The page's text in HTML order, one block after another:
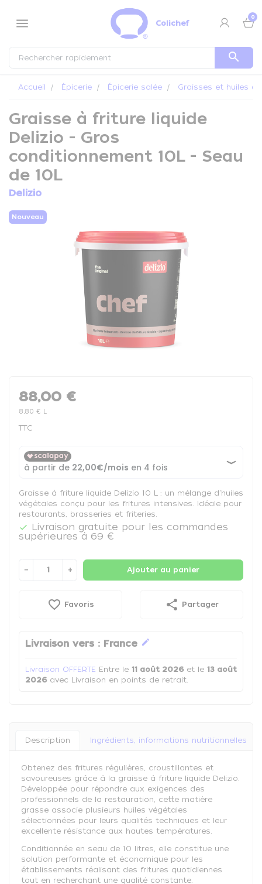
menu Colichef
0
search
Accueil Épicerie Épicerie salée Graisses et huiles
Graisse à friture liquide
Delizio - Gros
conditionnement 10L - Seau
de 10L
Delizio
Nouveau
88,00 €
8,80 € L
TTC
Graisse à friture liquide Delizio 10 L : un mélange d'huiles
végétales conçu pour les fritures intensives. Idéale pour
restaurants, brasseries et friteries.

Livraison gratuite pour les commandes
supérieures à 69 €
− + Ajouter au panier
favorite_border Favoris share Partager
Livraison vers : France edit
Livraison OFFERTE Entre le 11 août 2026 et le 13 août
2026 avec Livraison en points de retrait.
Description Ingrédients, informations nutritionnelles
Obtenez des fritures régulières, croustillantes et
savoureuses grâce à la graisse à friture liquide Delizio.
Développée pour répondre aux exigences des
professionnels de la restauration, cette matière
grasse associe plusieurs huiles végétales
sélectionnées pour leurs qualités techniques et leur
excellente résistance aux hautes températures.
Conditionnée en seau de 10 litres, elle constitue une
solution performante et économique pour les
établissements réalisant des fritures quotidiennes
tout en recherchant une qualité constante.